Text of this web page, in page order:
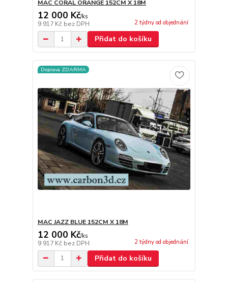
MAC CORAL ORANGE 152CM X 18M
12 000 Kč/ks
9 917 Kč bez DPH 2 týdny od objednání
Přidat do košíku
Doprava ZDARMA
MAC JAZZ BLUE 152CM X 18M
12 000 Kč/ks
9 917 Kč bez DPH 2 týdny od objednání
Přidat do košíku